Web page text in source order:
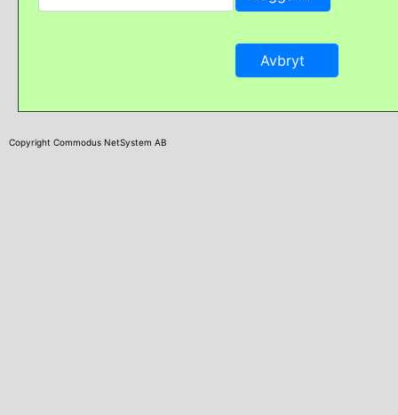
Copyright Commodus NetSystem AB